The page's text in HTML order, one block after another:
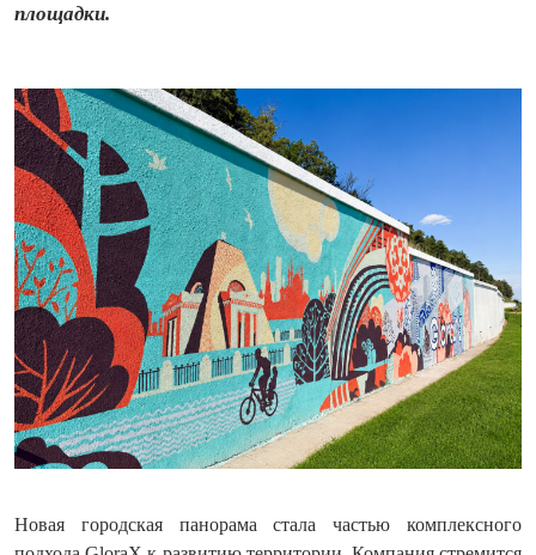
площадки.
Новая городская панорама стала частью комплексного